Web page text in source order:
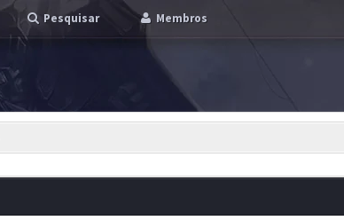
Pesquisar Membros